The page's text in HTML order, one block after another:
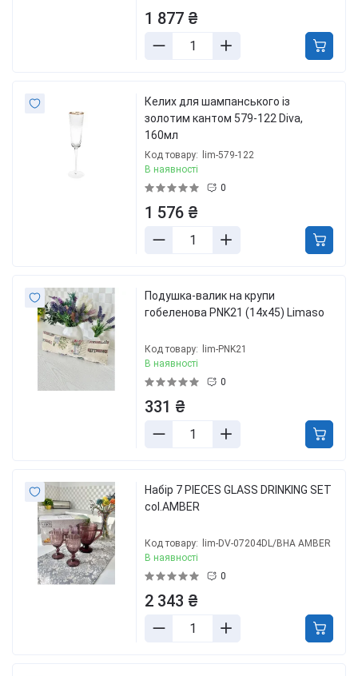
1 877 ₴
Келих для шампанського із
золотим кантом 579-122 Diva,
160мл
Код товару:
lim-579-122
В наявності
0
1 576 ₴
Подушка-валик на крупи
гобеленова PNK21 (14x45) Limaso
Код товару:
lim-PNK21
В наявності
0
331 ₴
Набір 7 PIECES GLASS DRINKING SET
col.AMBER
Код товару:
lim-DV-07204DL/BHA AMBER
В наявності
0
2 343 ₴